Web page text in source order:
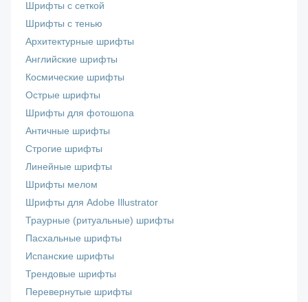
Шрифты с сеткой
Шрифты с тенью
Архитектурные шрифты
Английские шрифты
Космические шрифты
Острые шрифты
Шрифты для фотошопа
Античные шрифты
Строгие шрифты
Линейные шрифты
Шрифты мелом
Шрифты для Adobe Illustrator
Траурные (ритуальные) шрифты
Пасхальные шрифты
Испанские шрифты
Трендовые шрифты
Перевернутые шрифты